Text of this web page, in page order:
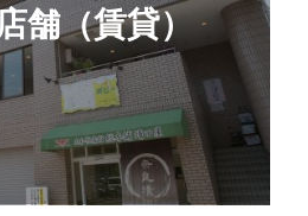
舗（賃貸）